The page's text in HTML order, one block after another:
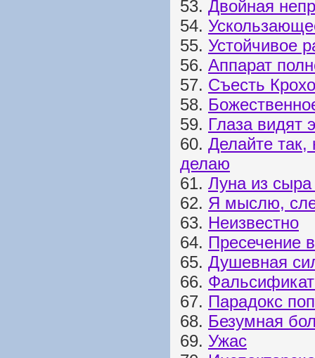
53. Двойная
54.
55. Устойчивое
56. Аппарат
57. Съесть
58.
59. Глаза видят
60. Делайте так,
делаю
61. Луна из
62. Я мыслю,
63. Неизвестно
64. Пресечение
65. Душевная
66.
67. Парадокс
68. Безумная
69. Ужас